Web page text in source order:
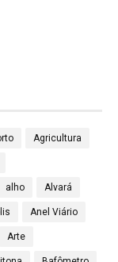
Agricultura
alho Alvará
Anel Viário
Arte